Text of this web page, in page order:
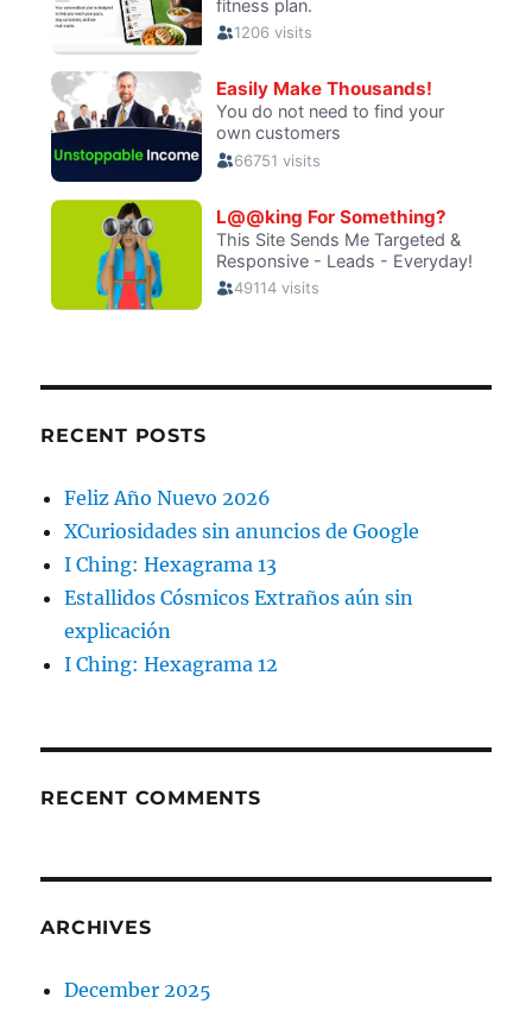
RECENT POSTS
Feliz Año Nuevo 2026
XCuriosidades sin anuncios de Google
I Ching: Hexagrama 13
Estallidos Cósmicos Extraños aún sin
explicación
I Ching: Hexagrama 12
RECENT COMMENTS
ARCHIVES
December 2025